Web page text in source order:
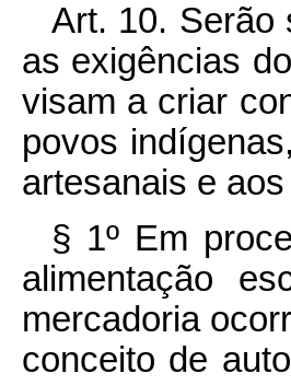
Art. 10. Serão
as exigências
visam a criar
povos
artesanais e
§ 1º Em
alimentação
mercadoria
conceito de